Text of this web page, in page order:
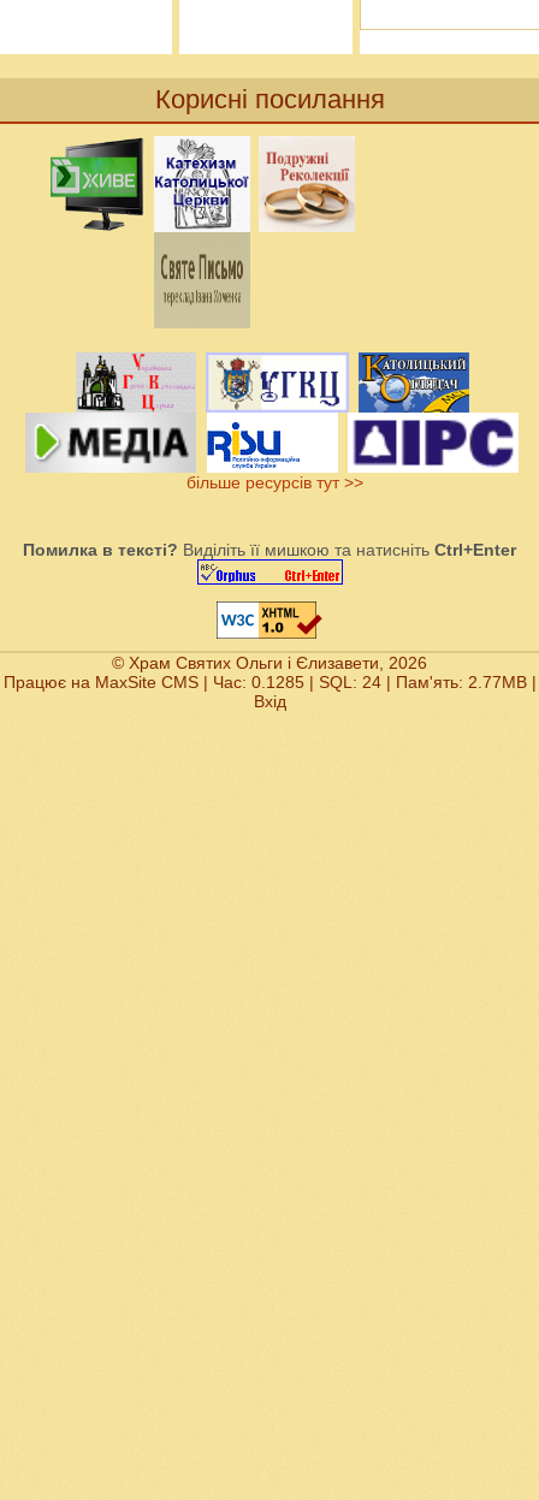
Корисні посилання
більше ресурсів тут >>
Помилка в тексті? Виділіть її мишкою та натисніть Ctrl+Enter
© Храм Святих Ольги і Єлизавети, 2026
Працює на MaxSite CMS| Час: 0.1285 | SQL: 24 | Пам'ять: 2.77MB|
Вхід